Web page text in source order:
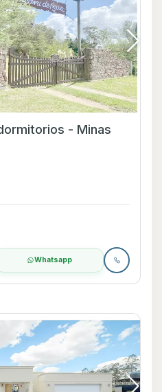
- Minas
Whatsapp